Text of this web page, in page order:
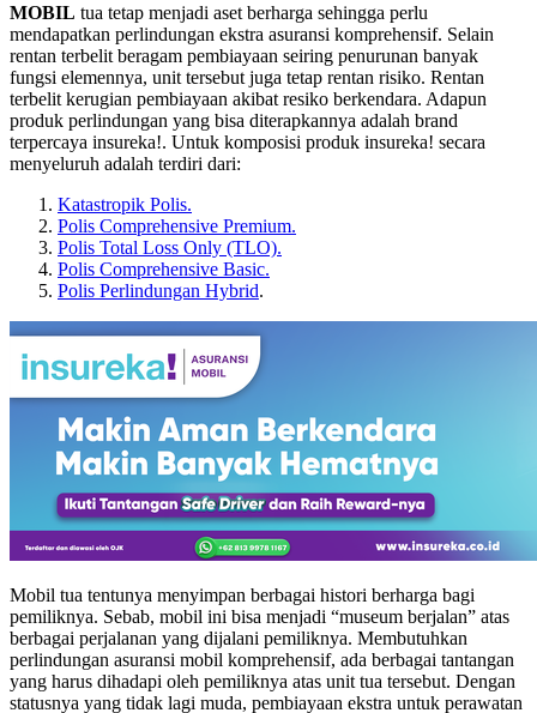
MOBIL tua tetap menjadi aset berharga sehingga perlu
mendapatkan perlindungan ekstra asuransi komprehensif. Selain
rentan terbelit beragam pembiayaan seiring penurunan banyak
fungsi elemennya, unit tersebut juga tetap rentan risiko. Rentan
terbelit kerugian pembiayaan akibat resiko berkendara. Adapun
produk perlindungan yang bisa diterapkannya adalah brand
terpercaya insureka!. Untuk komposisi produk insureka! secara
menyeluruh adalah terdiri dari:
Katastropik Polis.
Polis Comprehensive Premium.
Polis Total Loss Only (TLO).
Polis Comprehensive Basic.
Polis Perlindungan Hybrid.
Mobil tua tentunya menyimpan berbagai histori berharga bagi
pemiliknya. Sebab, mobil ini bisa menjadi “museum berjalan” atas
berbagai perjalanan yang dijalani pemiliknya. Membutuhkan
perlindungan asuransi mobil komprehensif, ada berbagai tantangan
yang harus dihadapi oleh pemiliknya atas unit tua tersebut. Dengan
statusnya yang tidak lagi muda, pembiayaan ekstra untuk perawatan